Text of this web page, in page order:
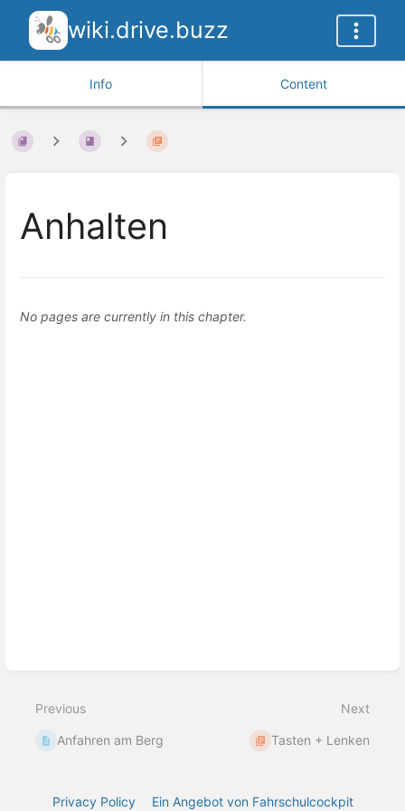
wiki.drive.buzz
Info Content
Anhalten
No pages are currently in this chapter.
Previous
Anfahren am Berg
Next
Tasten + Lenken
Privacy Policy Ein Angebot von Fahrschulcockpit